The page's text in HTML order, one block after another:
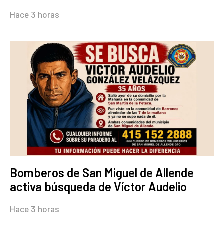
Hace 3 horas
Bomberos de San Miguel de Allende
activa búsqueda de Víctor Audelio
Hace 3 horas